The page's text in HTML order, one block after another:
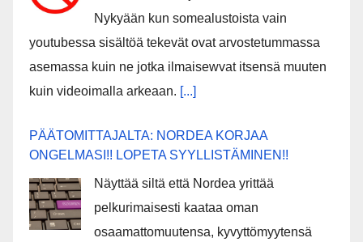
Nykyään kun somealustoista vain
youtubessa sisältöä tekevät ovat arvostetummassa
asemassa kuin ne jotka ilmaisewvat itsensä muuten
kuin videoimalla arkeaan. [...]
PÄÄTOMITTAJALTA: NORDEA KORJAA
ONGELMASI!! LOPETA SYYLLISTÄMINEN!!
Näyttää siltä että Nordea yrittää
pelkurimaisesti kaataa oman
osaamattomuutensa, kyvyttömyytensä